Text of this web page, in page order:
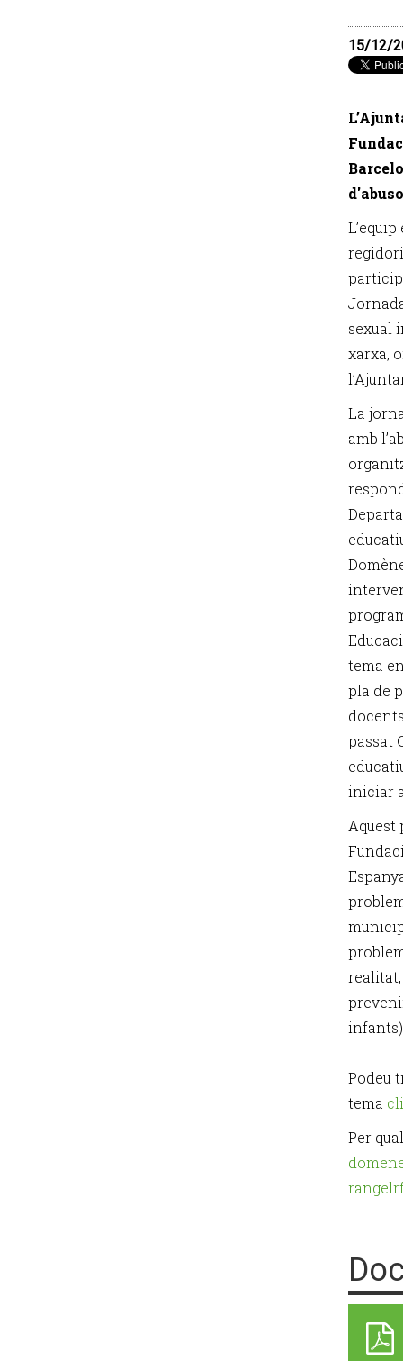
15/12/
sexual
xarxa,
La
amb
tema
pla de
passat
iniciar
Aquest
Podeu
tema
Per